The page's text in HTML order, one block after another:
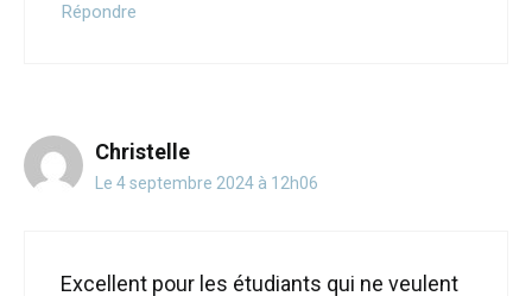
Répondre
Christelle
Le 4 septembre 2024 à 12h06
Excellent pour les étudiants qui ne veulent